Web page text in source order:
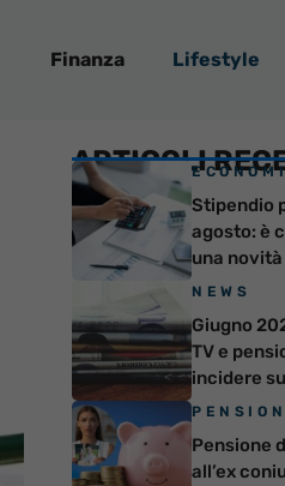
Finanza Lifestyle
ARTICOLI
Stipendio
agosto: è
una
NEWS
Giugno
TV e
incidere
Pensione
all’ex